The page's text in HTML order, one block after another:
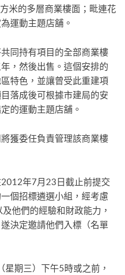
米的多層商業樓面；毗連花
運動主題店舖。
同持有項目的全部商業樓
，然後出售。這個安排的
特色，並讓曾受此重建項
落成後可根據市建局的安
的運動主題店舖。
獲委任負責管理該商業樓
年7月23日截止前提交
個招標遴選小組，經考慮
他們的經驗和財政能力，
決定邀請他們入標（名單
期三）下午5時或之前，